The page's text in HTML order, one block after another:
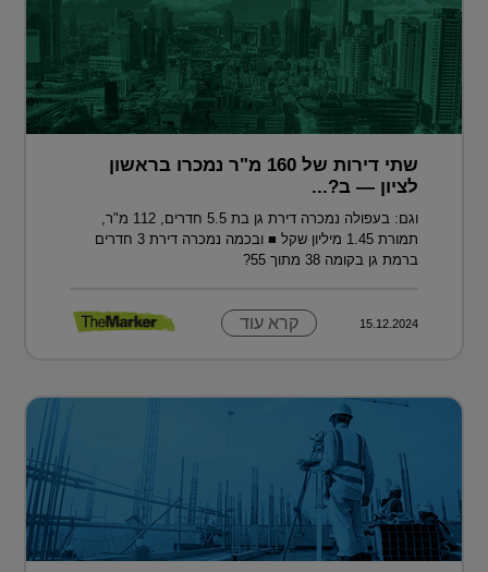
שתי דירות של 160 מ"ר נמכרו בראשון
לציון — ב?...
וגם: בעפולה נמכרה דירת גן בת 5.5 חדרים, 112 מ"ר,
תמורת 1.45 מיליון שקל ■ ובכמה נמכרה דירת 3 חדרים
ברמת גן בקומה 38 מתוך 55?
15.12.2024 קרא עוד